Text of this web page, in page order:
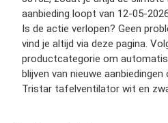
aanbieding loopt van 12-05-
Is de actie verlopen? Geen
vind je altijd via deze pagina.
productcategorie om
blijven van nieuwe
Tristar tafelventilator wit en